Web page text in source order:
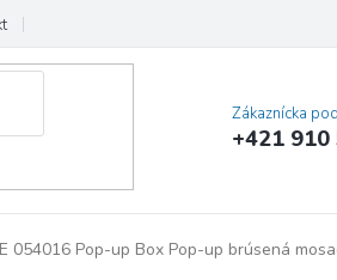
Zákaznícka
+421
054016 Pop-up Box Pop-up brúsená